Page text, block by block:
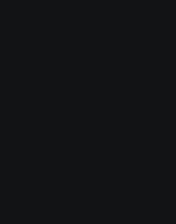
veículos.